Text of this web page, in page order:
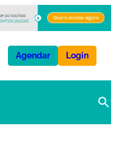
Agendar Login